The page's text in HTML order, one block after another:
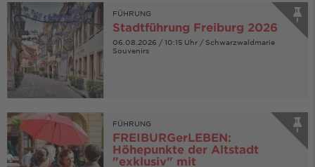
FÜHRUNG
Stadtführung Freiburg 2026
06.08.2026 / 10:15 Uhr / Schwarzwaldmarie
Souvenirs
FÜHRUNG
FREIBURGerLEBEN:
Höhepunkte der Altstadt
"exklusiv" mit